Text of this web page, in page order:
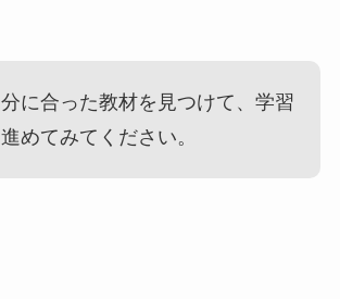
に合った教材を見つけて、学習
めてみてください。